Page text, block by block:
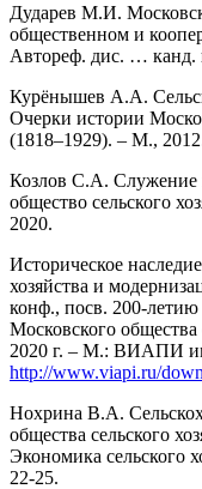
Дударев М.И.
общественном и
Автореф. дис. … канд.
Курёнышев А.А.
Очерки истории
(1818–1929). – М.,
Козлов С.А. Служение
общество сельского
2020.
Историческое
хозяйства и
конф., посв. 200-летию
Московского общества
2020 г. – М.: ВИАПИ
http://www.viapi.ru/
Нохрина В.А.
общества сельского
Экономика сельского
22-25.